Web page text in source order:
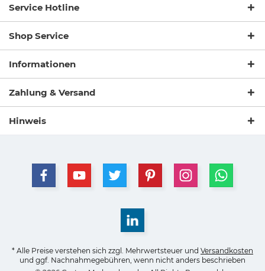
Service Hotline
Shop Service
Informationen
Zahlung & Versand
Hinweis
* Alle Preise verstehen sich zzgl. Mehrwertsteuer und Versandkosten
und ggf. Nachnahmegebühren, wenn nicht anders beschrieben